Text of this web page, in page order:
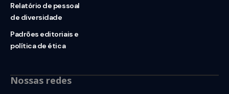
Relatório de pessoal
de diversidade
Padrões editoriais e
política de ética
Nossas redes